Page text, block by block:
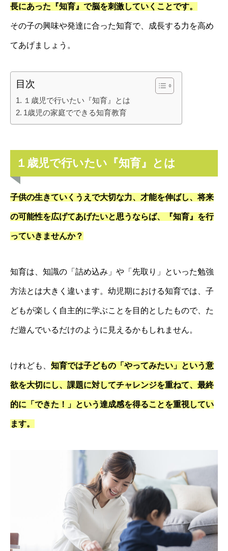
長にあった『知育』で脳を刺激していくことです。
その子の興味や発達に合った知育で、成長する力を高め
てあげましょう。
目次
１歳児で行いたい『知育』とは
1歳児の家庭でできる知育教育
１歳児で行いたい『知育』とは
子供の生きていくうえで大切な力、才能を伸ばし、将来
の可能性を広げてあげたいと思うならば、『知育』を行
っていきませんか？
知育は、知識の「詰め込み」や「先取り」といった勉強
方法とは大きく違います。幼児期における知育では、子
どもが楽しく自主的に学ぶことを目的としたもので、た
だ遊んでいるだけのように見えるかもしれません。
けれども、 知育では子どもの「やってみたい」という意
欲を大切にし、課題に対してチャレンジを重ねて、最終
的に「できた！」という達成感を得ることを重視してい
ます。